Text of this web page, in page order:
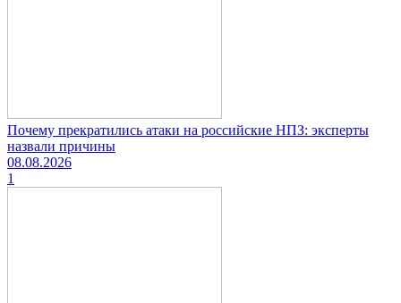
Почему прекратились атаки на российские НПЗ: эксперты
назвали причины
08.08.2026
1